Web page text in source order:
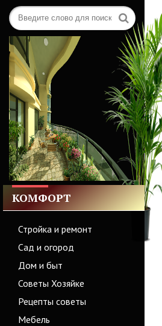
КОМФОРТ
Стройка и ремонт
Сад и огород
Дом и быт
Советы Хозяйке
Рецепты советы
Мебель